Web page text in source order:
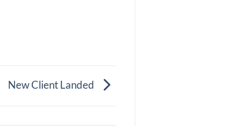
New Client Landed